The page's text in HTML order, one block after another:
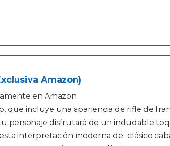
Amazon)
en Amazon.
que incluye una apariencia de rifle de
personaje disfrutará de un indudable
interpretación moderna del clásico